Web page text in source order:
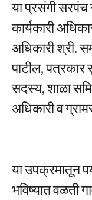
या प्रसंगी सरपंच
कार्यकारी
अधिकारी श्री.
पाटील, पत्रकार
सदस्य, शाळा
अधिकारी व
या उपक्रमातून
भविष्यात वळती